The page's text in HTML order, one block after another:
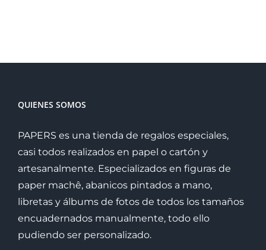
QUIENES SOMOS
PAPERS es una tienda de regalos especiales,
casi todos realizados en papel o cartón y
artesanalmente. Especializados en figuras de
paper machê, abanicos pintados a mano,
libretas y álbums de fotos de todos los tamaños
encuadernados manualmente, todo ello
pudiendo ser personalizado.